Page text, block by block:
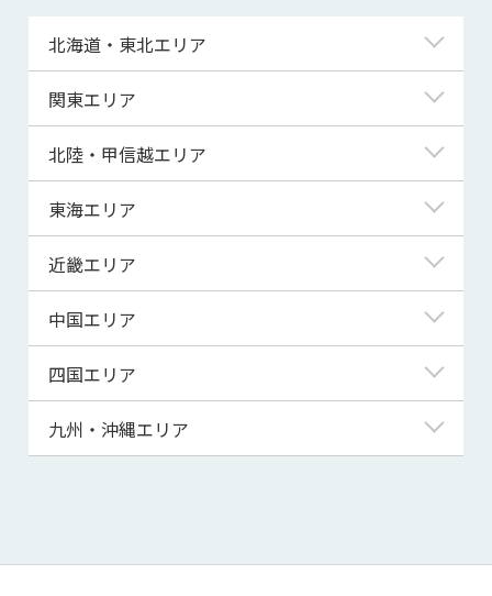
北海道・東北エリア
北海道
青森県
宮城県
秋田県
山形県
関東エリア
東京都
神奈川県
埼玉県
千葉県
茨城県
群馬県
北陸・甲信越エリア
新潟県
富山県
福井県
山梨県
長野県
東海エリア
岐阜県
静岡県
三重県
近畿エリア
滋賀県
京都府
大阪府
兵庫県
和歌山県
中国エリア
鳥取県
島根県
山口県
四国エリア
徳島県
高知県
九州・沖縄エリア